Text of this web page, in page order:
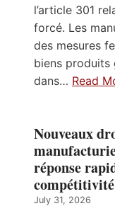
l’article 301
forcé. Les
des mesures
biens produits
dans… Read
Nouveaux
réponse
July 31, 2026